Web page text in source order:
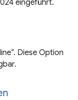
eingeführt.
Diese Option